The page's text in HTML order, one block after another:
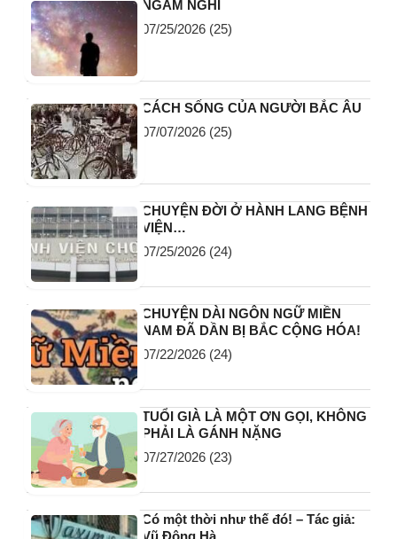
NGẪM NGHĨ
07/25/2026 (25)
CÁCH SỐNG CỦA NGƯỜI BẮC ÂU
07/07/2026 (25)
CHUYỆN ĐỜI Ở HÀNH LANG BỆNH
VIỆN…
07/25/2026 (24)
CHUYỆN DÀI NGÔN NGỮ MIỀN
NAM ĐÃ DẦN BỊ BẮC CỘNG HÓA!
07/22/2026 (24)
TUỔI GIÀ LÀ MỘT ƠN GỌI, KHÔNG
PHẢI LÀ GÁNH NẶNG
07/27/2026 (23)
Có một thời như thế đó! – Tác giả: